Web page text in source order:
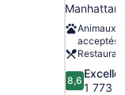
Manhattan
Animaux
acceptés
Restaurant
8.6
sur
8,6
1 773